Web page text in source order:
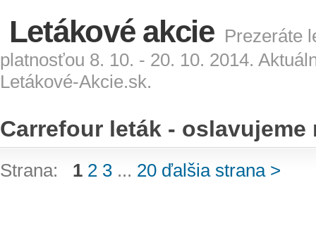
Letákové akcie Prezeráte
platnosťou 8. 10. - 20. 10. 2014.
Letákové-Akcie.sk.
Carrefour leták - oslavujeme
Strana: 1 2 3 ... 20 ďalšia strana >